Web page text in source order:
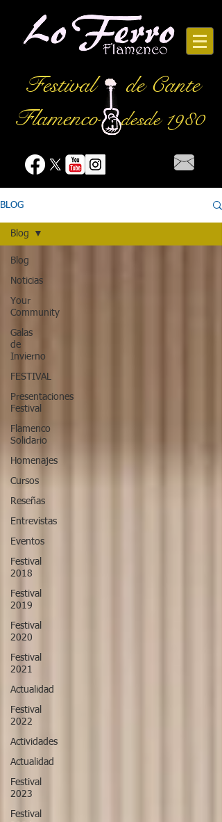
Festival
de Cante
Flamencodesde 1980
BLOG
Blog
Noticias
Your
Community
Galas
de
Invierno
FESTIVAL
Presentaciones
Festival
Flamenco
Solidario
Homenajes
Cursos
Reseñas
Entrevistas
Eventos
Festival
2018
Festival
2019
Festival
2020
Festival
2021
Actualidad
Festival
2022
Actividades
Actualidad
Festival
2023
Festival
Blog